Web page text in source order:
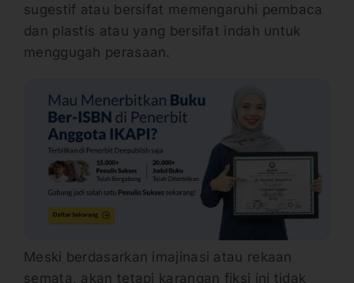
sugestif atau bersifat memengaruhi pembaca
dan plastis atau yang bersifat indah untuk
menggugah perasaan.
Meski berdasarkan imajinasi atau rekaan
semata, akan tetapi karangan fiksi ini tidak